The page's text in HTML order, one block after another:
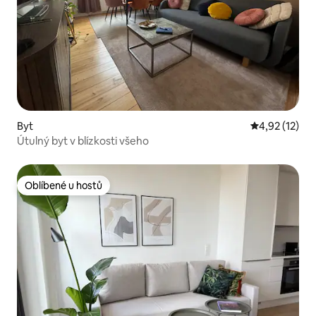
Byt Průměrné
4,92 (12)
Útulný byt v blízkosti všeho
Oblíbené u hostů
Oblíbené u hostů